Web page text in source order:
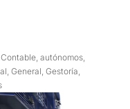
, autónomos,
General Gestoría